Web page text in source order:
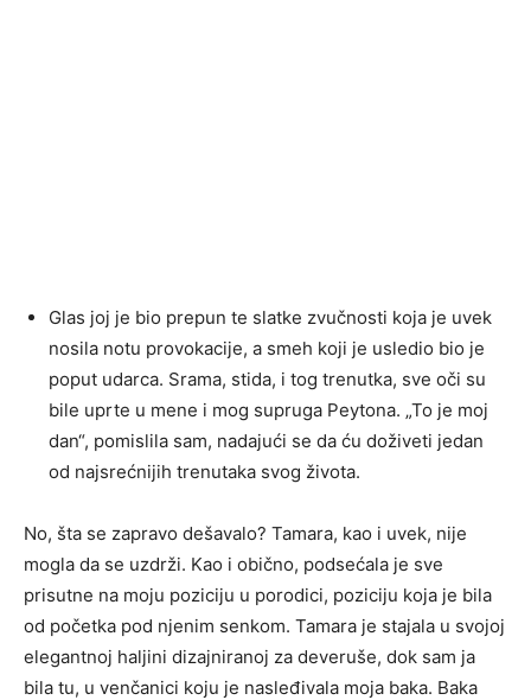
Glas joj je bio prepun te slatke zvučnosti koja je uvek
nosila notu provokacije, a smeh koji je usledio bio je
poput udarca. Srama, stida, i tog trenutka, sve oči su
bile uprte u mene i mog supruga Peytona. „To je moj
dan“, pomislila sam, nadajući se da ću doživeti jedan
od najsrećnijih trenutaka svog života.
No, šta se zapravo dešavalo? Tamara, kao i uvek, nije
mogla da se uzdrži. Kao i obično, podsećala je sve
prisutne na moju poziciju u porodici, poziciju koja je bila
od početka pod njenim senkom. Tamara je stajala u svojoj
elegantnoj haljini dizajniranoj za deveruše, dok sam ja
bila tu, u venčanici koju je nasleđivala moja baka. Baka